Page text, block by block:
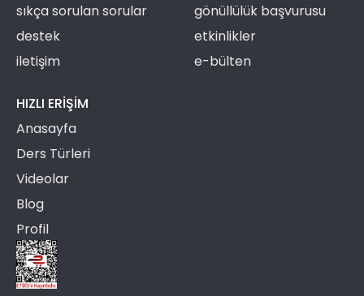
sıkça sorulan sorular
destek
iletişim
gönüllülük başvurusu
etkinlikler
e-bülten
HIZLI ERIŞIM
Anasayfa
Ders Türleri
Videolar
Blog
Profil